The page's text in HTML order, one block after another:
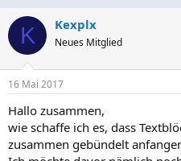
K Kexplx
Neues Mitglied
16 Mai 2017
Hallo zusammen,
wie schaffe ich es, dass
zusammen gebündelt